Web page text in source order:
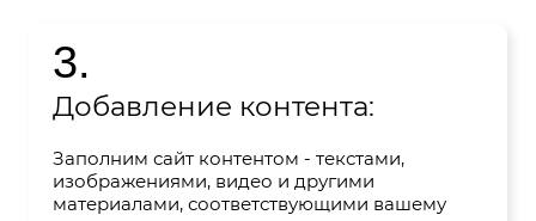
3.
Добавление контента:
Заполним сайт контентом - текстами,
изображениями, видео и другими
материалами, соответствующими вашему